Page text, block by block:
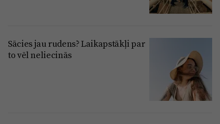
Sācies jau rudens? Laikapstākļi par
to vēl neliecinās